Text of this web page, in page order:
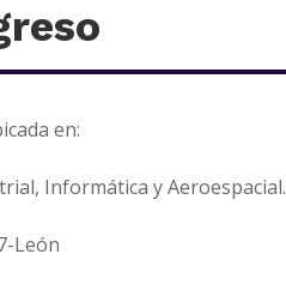
en:
Informática y Aeroespacial.
León